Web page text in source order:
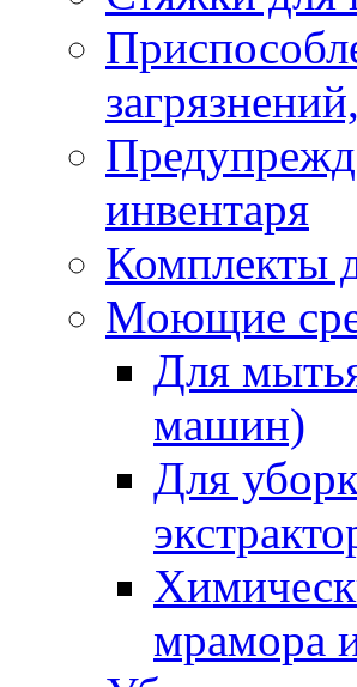
инвентаря
Комплекты
Моющие
Для
машин)
Для
мрамора